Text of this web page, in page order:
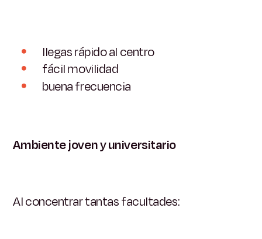
llegas rápido al centro
fácil movilidad
buena frecuencia
Ambiente joven y universitario
Al concentrar tantas facultades: